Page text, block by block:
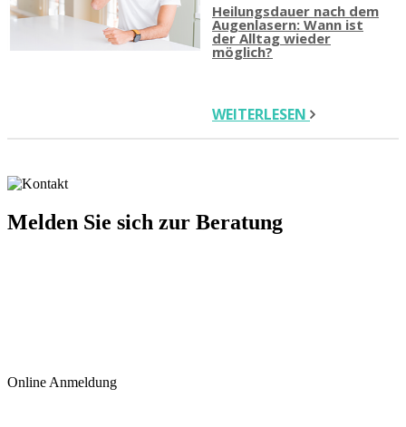
Heilungsdauer nach dem
Augenlasern: Wann ist
der Alltag wieder
möglich?
WEITERLESEN
Melden Sie sich zur Beratung
Online Anmeldung